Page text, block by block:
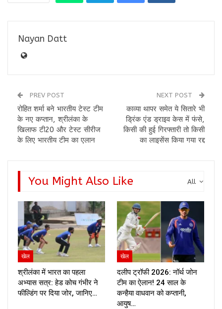
Nayan Datt
PREV POST
रोहित शर्मा बने भारतीय टेस्ट टीम
के नए कप्तान, श्रीलंका के
खिलाफ टी20 और टेस्ट सीरीज
के लिए भारतीय टीम का एलान
NEXT POST
काव्या थापर समेत ये सितारे भी
ड्रिंक एंड ड्राइव केस में फंसे,
किसी की हुई गिरफ्तारी तो किसी
का लाइसेंस किया गया रद्द
All
You Might Also Like
खेल
श्रीलंका में भारत का पहला
अभ्यास सत्र: हेड कोच गंभीर ने
फील्डिंग पर दिया जोर, जानिए…
खेल
दलीप ट्रॉफी 2026: नॉर्थ जोन
टीम का ऐलान! 24 साल के
कन्हैया वाधवान को कप्तानी,
आयुष…